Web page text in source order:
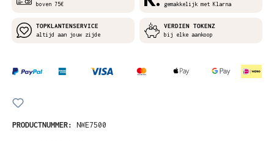
boven 75€
gemakkelijk met Klarna
TOPKLANTENSERVICE
altijd aan jouw zijde
VERDIEN TOKENZ
bij elke aankoop
PRODUCTNUMMER: NWE7500